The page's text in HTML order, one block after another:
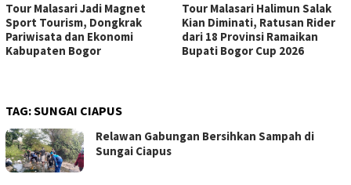
Tour Malasari Jadi Magnet
Sport Tourism, Dongkrak
Pariwisata dan Ekonomi
Kabupaten Bogor
Tour Malasari Halimun Salak
Kian Diminati, Ratusan Rider
dari 18 Provinsi Ramaikan
Bupati Bogor Cup 2026
TAG:SUNGAI CIAPUS
Relawan Gabungan Bersihkan Sampah di
Sungai Ciapus